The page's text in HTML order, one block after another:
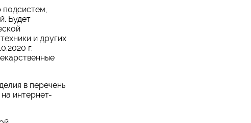
подсистем,
Будет
и других
г.
в перечень
интернет-